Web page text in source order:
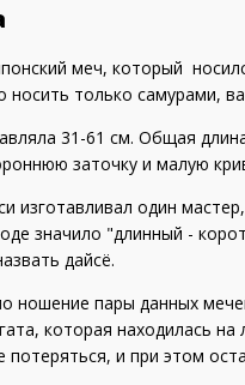
меч, который
только самурами,
31-61 см. Общая
заточку и малую
изготавливал один
значило "длинный -
дайсё.
ношение пары данных
которая находилась
и при этом